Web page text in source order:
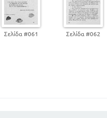
Σελίδα #061 Σελίδα #062